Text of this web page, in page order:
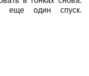
еще один спуск.